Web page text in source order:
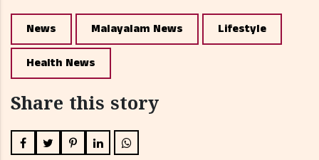
News Malayalam News Lifestyle
Health News
Share this story